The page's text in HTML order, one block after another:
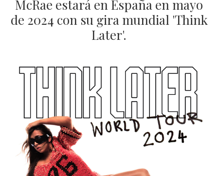
McRae estará en España en mayo
de 2024 con su gira mundial 'Think
Later'.